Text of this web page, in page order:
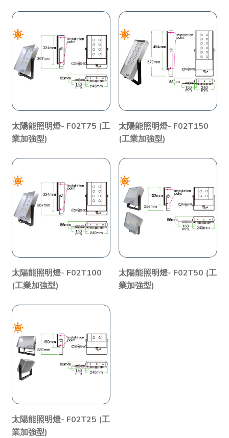
太陽能照明燈- F02T75 (工
業加強型)
太陽能照明燈- F02T150
(工業加強型)
太陽能照明燈- F02T100
(工業加強型)
太陽能照明燈- F02T50 (工
業加強型)
太陽能照明燈- F02T25 (工
業加強型)